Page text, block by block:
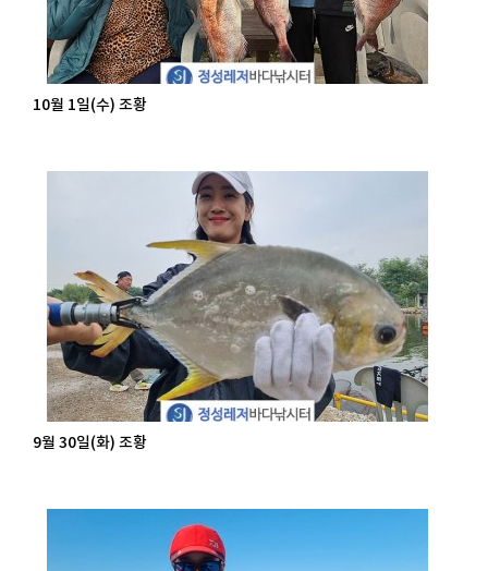
10월 1일(수) 조황
9월 30일(화) 조황